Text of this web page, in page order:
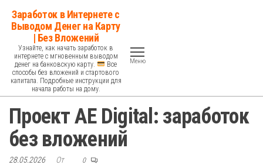
Перейти
содержимому
Заработок в Интернете с
Выводом Денег на Карту
| Без Вложений
Узнайте, как начать заработок в
интернете с мгновенным выводом
денег на банковскую карту.
Все
способы без вложений и стартового
капитала. Подробные инструкции для
начала работы на дому.
Меню
Проект AE Digital: заработок
без вложений
28.05.2026 От 0